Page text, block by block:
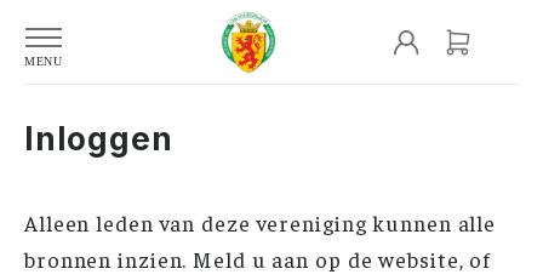
Inloggen
Alleen leden van deze vereniging kunnen alle
bronnen inzien. Meld u aan op de website, of